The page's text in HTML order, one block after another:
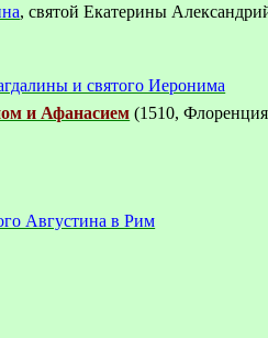
, святой Екатерины
и святого Иеронима
и Афанасием (1510,
Августина в Рим